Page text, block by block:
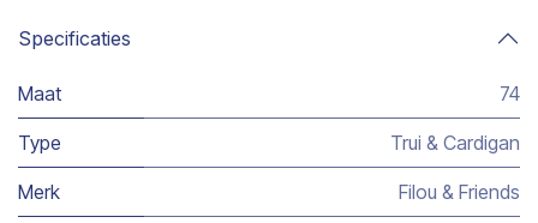
Specificaties
Maat 74
Type Trui & Cardigan
Merk Filou & Friends